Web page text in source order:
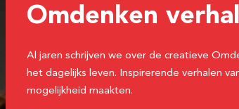
Omdenken
Al jaren schrijven we over de creatieve
het dagelijks leven. Inspirerende verhalen
mogelijkheid maakten.